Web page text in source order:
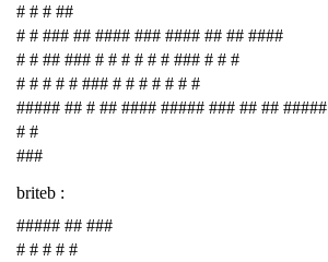
# # # ##
# # ### ## #### ### #### ## ## ####
# # ## ### # # # # # # ### # # #
# # # # # ### # # # # # # #
##### ## # ## #### ##### ### ## ## #####
# #
###
briteb :
##### ## ###
# # # # #